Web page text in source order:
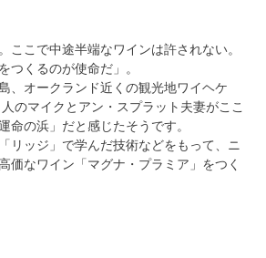
ここで中途半端なワインは許されない。
つくるのが使命だ」。
、オークランド近くの観光地ワイヘケ
のマイクとアン・スプラット夫妻がここ
命の浜」だと感じたそうです。
リッジ」で学んだ技術などをもって、ニ
価なワイン「マグナ・プラミア」をつく